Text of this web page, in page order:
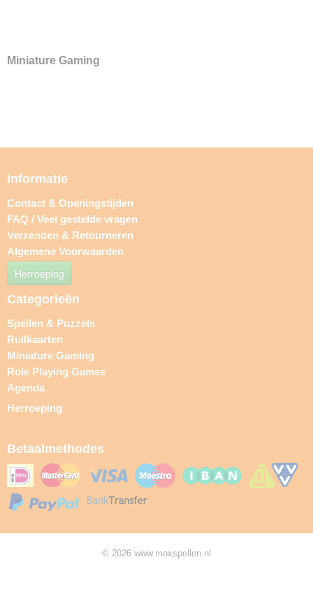
Miniature Gaming
Informatie
Contact & Openingstijden
FAQ / Veel gestelde vragen
Verzenden & Retourneren
Algemene Voorwaarden
Herroeping
Categorieën
Spellen & Puzzels
Ruilkaarten
Miniature Gaming
Role Playing Games
Agenda
Herroeping
Betaalmethodes
© 2026 www.moxspellen.nl